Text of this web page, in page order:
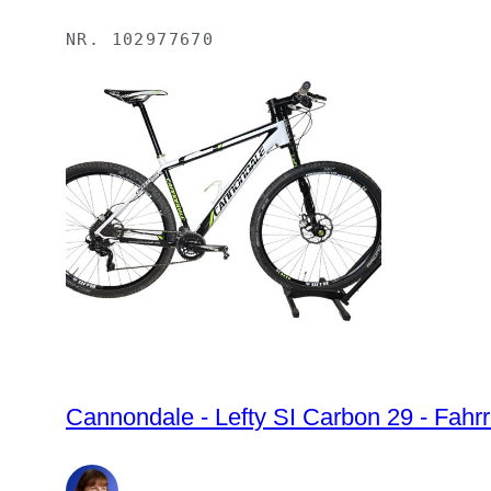
NR. 102977670
Cannondale - Lefty SI Carbon 29 -